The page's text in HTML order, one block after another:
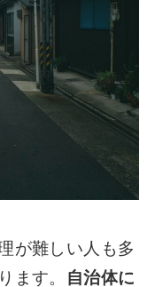
が難しい人も多
ます。
自治体に